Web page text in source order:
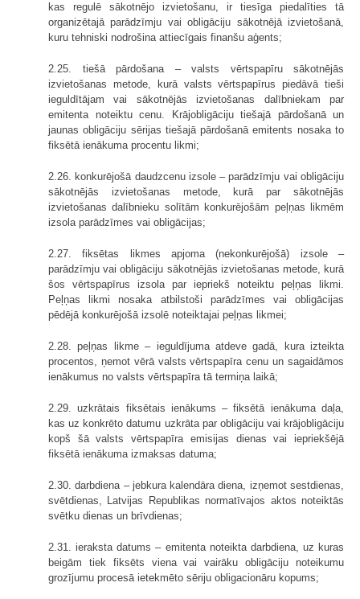
kas regulē sākotnējo izvietošanu, ir tiesīga piedalīties tā
organizētajā parādzīmju vai obligāciju sākotnējā izvietošanā,
kuru tehniski nodrošina attiecīgais finanšu aģents;
2.25. tiešā pārdošana – valsts vērtspapīru sākotnējās
izvietošanas metode, kurā valsts vērtspapīrus piedāvā tieši
ieguldītājam vai sākotnējās izvietošanas dalībniekam par
emitenta noteiktu cenu. Krājobligāciju tiešajā pārdošanā un
jaunas obligāciju sērijas tiešajā pārdošanā emitents nosaka to
fiksētā ienākuma procentu likmi;
2.26. konkurējošā daudzcenu izsole – parādzīmju vai obligāciju
sākotnējās izvietošanas metode, kurā par sākotnējās
izvietošanas dalībnieku solītām konkurējošām peļņas likmēm
izsola parādzīmes vai obligācijas;
2.27. fiksētas likmes apjoma (nekonkurējošā) izsole –
parādzīmju vai obligāciju sākotnējās izvietošanas metode, kurā
šos vērtspapīrus izsola par iepriekš noteiktu peļņas likmi.
Peļņas likmi nosaka atbilstoši parādzīmes vai obligācijas
pēdējā konkurējošā izsolē noteiktajai peļņas likmei;
2.28. peļņas likme – ieguldījuma atdeve gadā, kura izteikta
procentos, ņemot vērā valsts vērtspapīra cenu un sagaidāmos
ienākumus no valsts vērtspapīra tā termiņa laikā;
2.29. uzkrātais fiksētais ienākums – fiksētā ienākuma daļa,
kas uz konkrēto datumu uzkrāta par obligāciju vai krājobligāciju
kopš šā valsts vērtspapīra emisijas dienas vai iepriekšējā
fiksētā ienākuma izmaksas datuma;
2.30. darbdiena – jebkura kalendāra diena, izņemot sestdienas,
svētdienas, Latvijas Republikas normatīvajos aktos noteiktās
svētku dienas un brīvdienas;
2.31. ieraksta datums – emitenta noteikta darbdiena, uz kuras
beigām tiek fiksēts viena vai vairāku obligāciju noteikumu
grozījumu procesā ietekmēto sēriju obligacionāru kopums;